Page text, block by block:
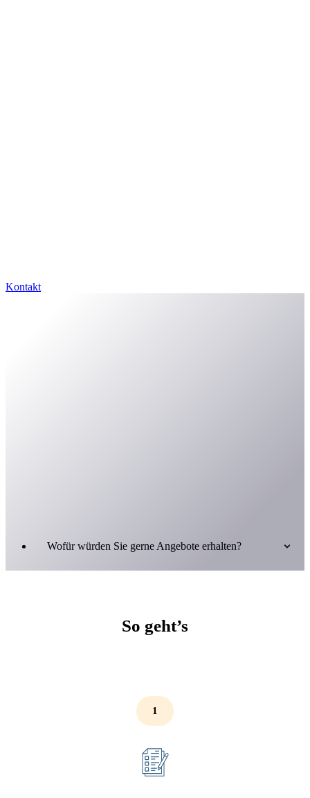
Kontakt
Wofür würden Sie gerne Angebote erhalten?
So geht’s
1